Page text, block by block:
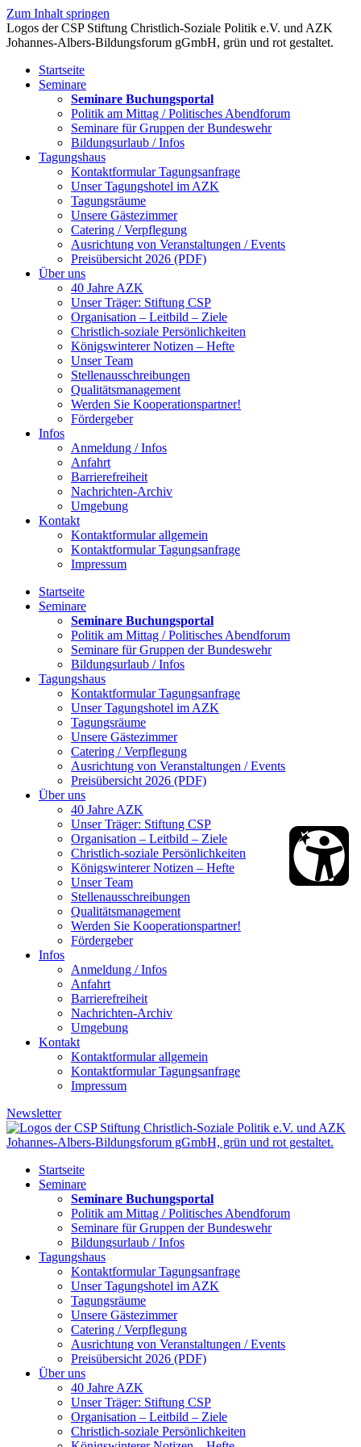
Zum Inhalt springen
Startseite
Seminare
Seminare Buchungsportal
Politik am Mittag / Politisches Abendforum
Seminare für Gruppen der Bundeswehr
Bildungsurlaub / Infos
Tagungshaus
Kontaktformular Tagungsanfrage
Unser Tagungshotel im AZK
Tagungsräume
Unsere Gästezimmer
Catering / Verpflegung
Ausrichtung von Veranstaltungen / Events
Preisübersicht 2026 (PDF)
Über uns
40 Jahre AZK
Unser Träger: Stiftung CSP
Organisation – Leitbild – Ziele
Christlich-soziale Persönlichkeiten
Königswinterer Notizen – Hefte
Unser Team
Stellenausschreibungen
Qualitätsmanagement
Werden Sie Kooperationspartner!
Fördergeber
Infos
Anmeldung / Infos
Anfahrt
Barrierefreiheit
Nachrichten-Archiv
Umgebung
Kontakt
Kontaktformular allgemein
Kontaktformular Tagungsanfrage
Impressum
Startseite
Seminare
Seminare Buchungsportal
Politik am Mittag / Politisches Abendforum
Seminare für Gruppen der Bundeswehr
Bildungsurlaub / Infos
Tagungshaus
Kontaktformular Tagungsanfrage
Unser Tagungshotel im AZK
Tagungsräume
Unsere Gästezimmer
Catering / Verpflegung
Ausrichtung von Veranstaltungen / Events
Preisübersicht 2026 (PDF)
Über uns
40 Jahre AZK
Unser Träger: Stiftung CSP
Organisation – Leitbild – Ziele
Christlich-soziale Persönlichkeiten
Königswinterer Notizen – Hefte
Unser Team
Stellenausschreibungen
Qualitätsmanagement
Werden Sie Kooperationspartner!
Fördergeber
Infos
Anmeldung / Infos
Anfahrt
Barrierefreiheit
Nachrichten-Archiv
Umgebung
Kontakt
Kontaktformular allgemein
Kontaktformular Tagungsanfrage
Impressum
Newsletter
Startseite
Seminare
Seminare Buchungsportal
Politik am Mittag / Politisches Abendforum
Seminare für Gruppen der Bundeswehr
Bildungsurlaub / Infos
Tagungshaus
Kontaktformular Tagungsanfrage
Unser Tagungshotel im AZK
Tagungsräume
Unsere Gästezimmer
Catering / Verpflegung
Ausrichtung von Veranstaltungen / Events
Preisübersicht 2026 (PDF)
Über uns
40 Jahre AZK
Unser Träger: Stiftung CSP
Organisation – Leitbild – Ziele
Christlich-soziale Persönlichkeiten